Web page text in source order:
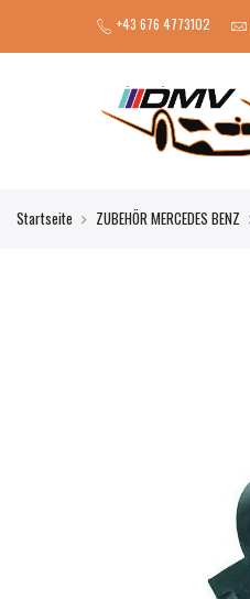
+43 676 4773102
Startseite ZUBEHÖR MERCEDES BENZ